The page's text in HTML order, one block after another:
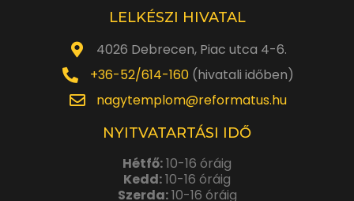
LELKÉSZI HIVATAL
4026 Debrecen, Piac utca 4-6.
+36-52/614-160(hivatali időben)
nagytemplom@reformatus.hu
NYITVATARTÁSI IDŐ
Hétfő:10-16 óráig
Kedd:10-16 óráig
Szerda:10-16 óráig